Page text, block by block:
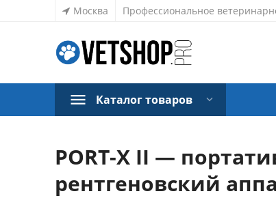
Москва Профессиональное
Каталог товаров
PORT-X II —
рентгеновский